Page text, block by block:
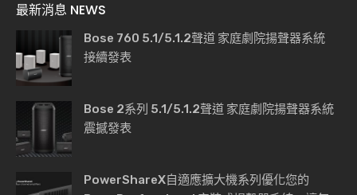
最新消息 NEWS
Bose 760 5.1/5.1.2聲道 家庭劇院揚聲器系統
接續發表
Bose 2系列 5.1/5.1.2聲道 家庭劇院揚聲器系統
震撼發表
PowerShareX自適應擴大機系列優化您的